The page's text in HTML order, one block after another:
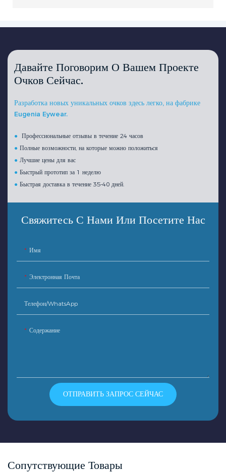
Давайте Поговорим О Вашем Проекте
Очков Сейчас.
Разработка новых уникальных очков здесь легко, на фабрике
Eugenia Eywear.
● Профессиональные отзывы в течение 24 часов
●Полные возможности, на которые можно положиться
●Лучшие цены для вас
●Быстрый прототип за 1 неделю
●Быстрая доставка в течение 35-40 дней.
Свяжитесь С Нами Или Посетите Нас
Имя
Электронная Почта
Телефон/WhatsApp
Содержание
ОТПРАВИТЬ ЗАПРОС СЕЙЧАС
Сопутствующие Товары